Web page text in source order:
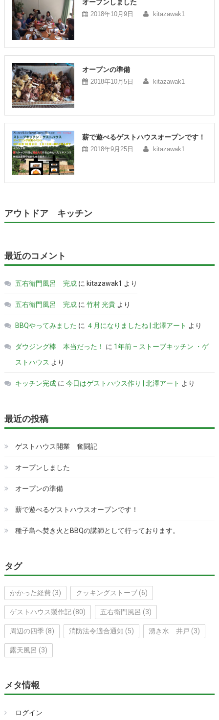
オープンしました
2018年10月9日 kitazawak1
オープンの準備
2018年10月5日 kitazawak1
薪で遊べるゲストハウスオープンです！
2018年9月25日 kitazawak1
アウトドア キッチン
最近のコメント
五右衛門風呂 完成に kitazawak1 より
五右衛門風呂 完成に 竹村 光貴より
BBQやってみました に ４月になりましたね | 北澤アート より
ダウジング棒 本当だった！ に 1年前 – ストーブキッチン ・ゲ
ストハウス より
キッチン完成に 今日はゲストハウス作り | 北澤アート より
最近の投稿
ゲストハウス開業 奮闘記
オープンしました
オープンの準備
薪で遊べるゲストハウスオープンです！
種子島へ焚き火とBBQの講師として行っております。
タグ
かかった経費(3) クッキングストーブ(6)
ゲストハウス製作記(80) 五右衛門風呂 (3)
周辺の四季 (8) 消防法令適合通知 (5) 湧き水 井戸 (3)
露天風呂 (3)
メタ情報
ログイン